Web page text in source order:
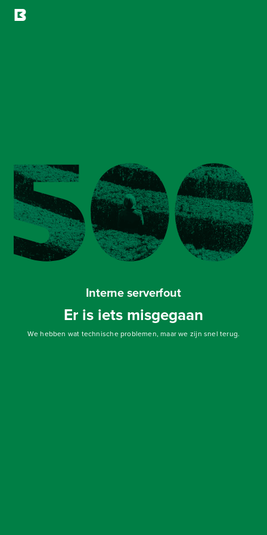
Interne serverfout
Er is iets misgegaan
We hebben wat technische problemen, maar we zijn snel terug.